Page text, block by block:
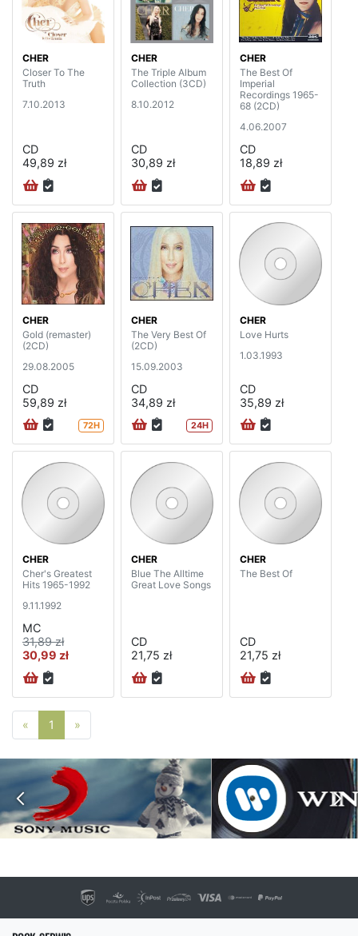
CHER
Closer To The
Truth
7.10.2013
CD
49,89 zł
CHER
The Triple Album
Collection (3CD)
8.10.2012
CD
30,89 zł
CHER
The Best Of
Imperial
Recordings 1965-
68 (2CD)
4.06.2007
CD
18,89 zł
CHER
Gold (remaster)
(2CD)
29.08.2005
CD
59,89 zł
72H
CHER
The Very Best Of
(2CD)
15.09.2003
CD
34,89 zł
24H
CHER
Love Hurts
1.03.1993
CD
35,89 zł
CHER
Cher's Greatest
Hits 1965-1992
9.11.1992
MC
31,89 zł
30,99 zł
CHER
Blue The Alltime
Great Love Songs
CD
21,75 zł
CHER
The Best Of
CD
21,75 zł
« Poprzednia strona
1 »